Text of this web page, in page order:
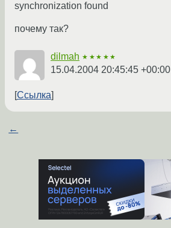
synchronization found
почему так?
dilmah ★★★★★
15.04.2004 20:45:45 +00:00
Ссылка
←